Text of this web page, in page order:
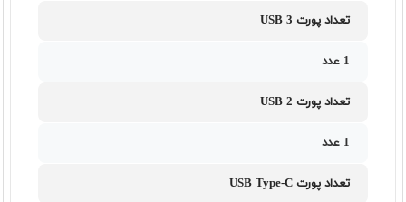
تعداد پورت USB 3
1 عدد
تعداد پورت USB 2
1 عدد
تعداد پورت USB Type-C